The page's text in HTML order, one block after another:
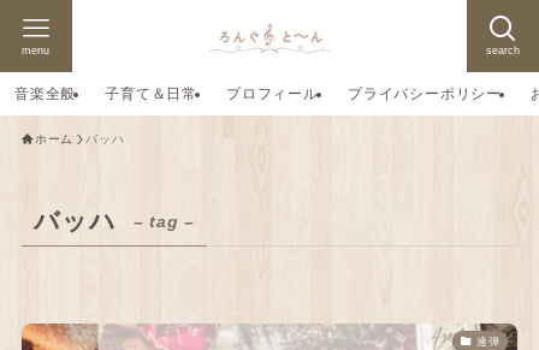
search
menu
音楽全般 子育て＆日常 プロフィール プライバシーポリシー
ホーム バッハ
バッハ – tag –
連弾